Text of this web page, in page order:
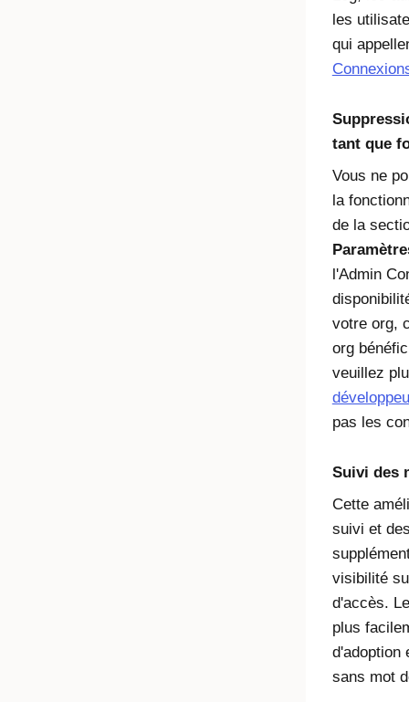
les
qui
tant que
Vous ne
la
de la
l'Admin
votre org,
org
veuillez
pas les
Suivi des
Cette
suivi et
visibilité
d'accès.
plus
d'adoption
sans mot